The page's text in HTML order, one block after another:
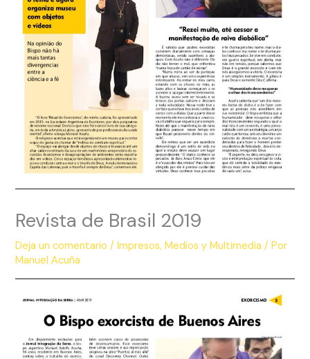
Revista de Brasil 2019
Deja un comentario /Impresos,Medios y Multimedia / Por
Manuel Acuña